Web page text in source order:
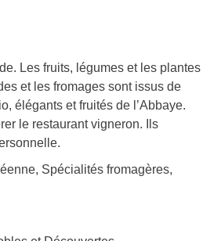
Les fruits, légumes et les plantes
et les fromages sont issus de
élégants et fruités de l’Abbaye.
le restaurant vigneron. Ils
Spécialités fromagères,